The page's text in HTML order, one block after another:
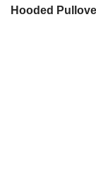
Hooded